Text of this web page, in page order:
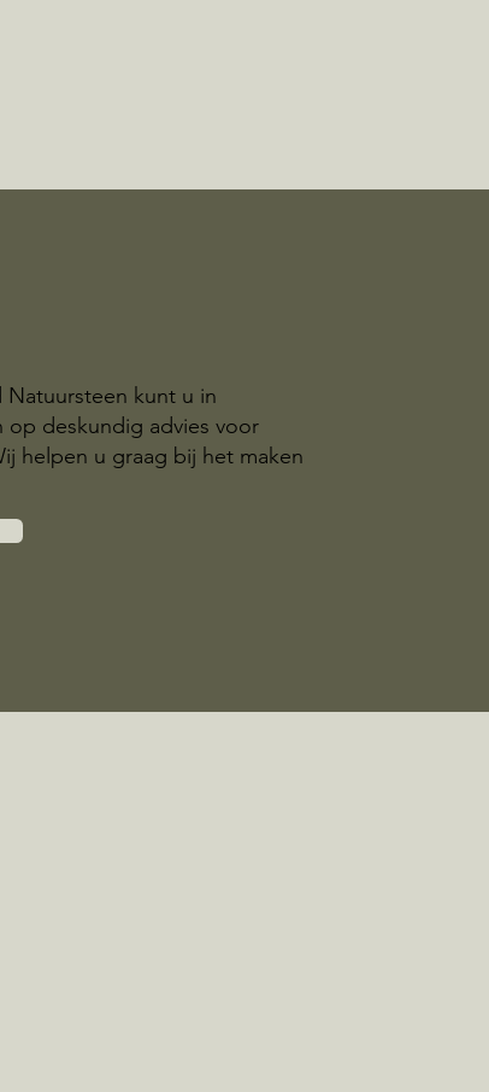
Natuursteen kunt u in
op deskundig advies voor
helpen u graag bij het maken